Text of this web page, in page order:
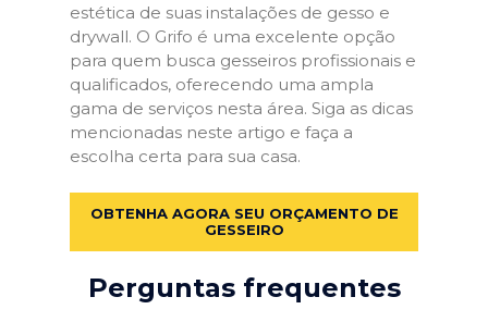
estética de suas instalações de gesso e
drywall. O Grifo é uma excelente opção
para quem busca gesseiros profissionais e
qualificados, oferecendo uma ampla
gama de serviços nesta área. Siga as dicas
mencionadas neste artigo e faça a
escolha certa para sua casa.
OBTENHA AGORA SEU ORÇAMENTO DE
GESSEIRO
Perguntas frequentes